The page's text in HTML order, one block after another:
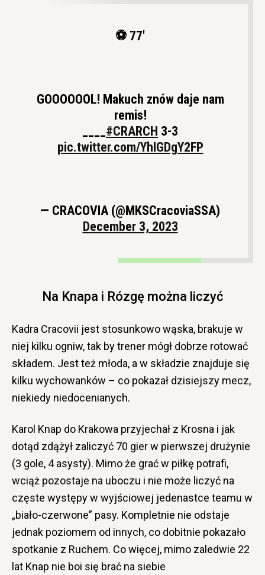
⚽️ 77'
GOOOOOOL! Makuch znów daje nam
remis!
____#CRARCH 3-3
pic.twitter.com/YhIGDgY2FP
— CRACOVIA (@MKSCracoviaSSA)
December 3, 2023
Na Knapa i Rózgę można liczyć
Kadra Cracovii jest stosunkowo wąska, brakuje w
niej kilku ogniw, tak by trener mógł dobrze rotować
składem. Jest też młoda, a w składzie znajduje się
kilku wychowanków – co pokazał dzisiejszy mecz,
niekiedy niedocenianych.
Karol Knap do Krakowa przyjechał z Krosna i jak
dotąd zdążył zaliczyć 70 gier w pierwszej drużynie
(3 gole, 4 asysty). Mimo że grać w piłkę potrafi,
wciąż pozostaje na uboczu i nie może liczyć na
częste występy w wyjściowej jedenastce teamu w
„biało-czerwone” pasy. Kompletnie nie odstaje
jednak poziomem od innych, co dobitnie pokazało
spotkanie z Ruchem. Co więcej, mimo zaledwie 22
lat Knap nie boi się brać na siebie